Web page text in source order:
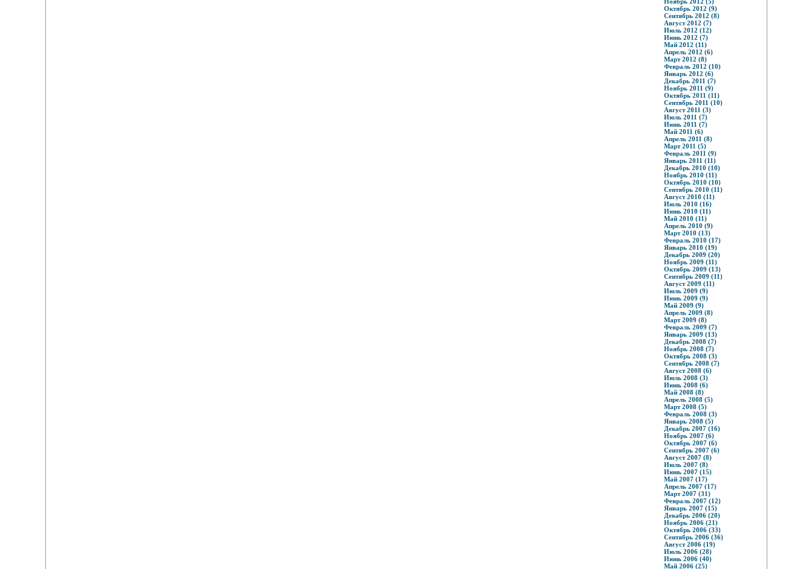
Октябрь 2012 (9)
Сентябрь 2012 (8)
Август 2012 (7)
Июль 2012 (12)
Июнь 2012 (7)
Май 2012 (11)
Апрель 2012 (6)
Март 2012 (8)
Февраль 2012 (10)
Январь 2012 (6)
Декабрь 2011 (7)
Ноябрь 2011 (9)
Октябрь 2011 (11)
Сентябрь 2011 (10)
Август 2011 (3)
Июль 2011 (7)
Июнь 2011 (7)
Май 2011 (6)
Апрель 2011 (8)
Март 2011 (5)
Февраль 2011 (9)
Январь 2011 (11)
Декабрь 2010 (10)
Ноябрь 2010 (11)
Октябрь 2010 (10)
Сентябрь 2010 (11)
Август 2010 (11)
Июль 2010 (16)
Июнь 2010 (11)
Май 2010 (11)
Апрель 2010 (9)
Март 2010 (13)
Февраль 2010 (17)
Январь 2010 (19)
Декабрь 2009 (20)
Ноябрь 2009 (11)
Октябрь 2009 (13)
Сентябрь 2009 (11)
Август 2009 (11)
Июль 2009 (9)
Июнь 2009 (9)
Май 2009 (9)
Апрель 2009 (8)
Март 2009 (8)
Февраль 2009 (7)
Январь 2009 (13)
Декабрь 2008 (7)
Ноябрь 2008 (7)
Октябрь 2008 (3)
Сентябрь 2008 (7)
Август 2008 (6)
Июль 2008 (3)
Июнь 2008 (6)
Май 2008 (8)
Апрель 2008 (5)
Март 2008 (5)
Февраль 2008 (3)
Январь 2008 (5)
Декабрь 2007 (16)
Ноябрь 2007 (6)
Октябрь 2007 (6)
Сентябрь 2007 (6)
Август 2007 (8)
Июль 2007 (8)
Июнь 2007 (15)
Май 2007 (17)
Апрель 2007 (17)
Март 2007 (31)
Февраль 2007 (12)
Январь 2007 (15)
Декабрь 2006 (20)
Ноябрь 2006 (21)
Октябрь 2006 (33)
Сентябрь 2006 (36)
Август 2006 (19)
Июль 2006 (28)
Июнь 2006 (40)
Май 2006 (25)